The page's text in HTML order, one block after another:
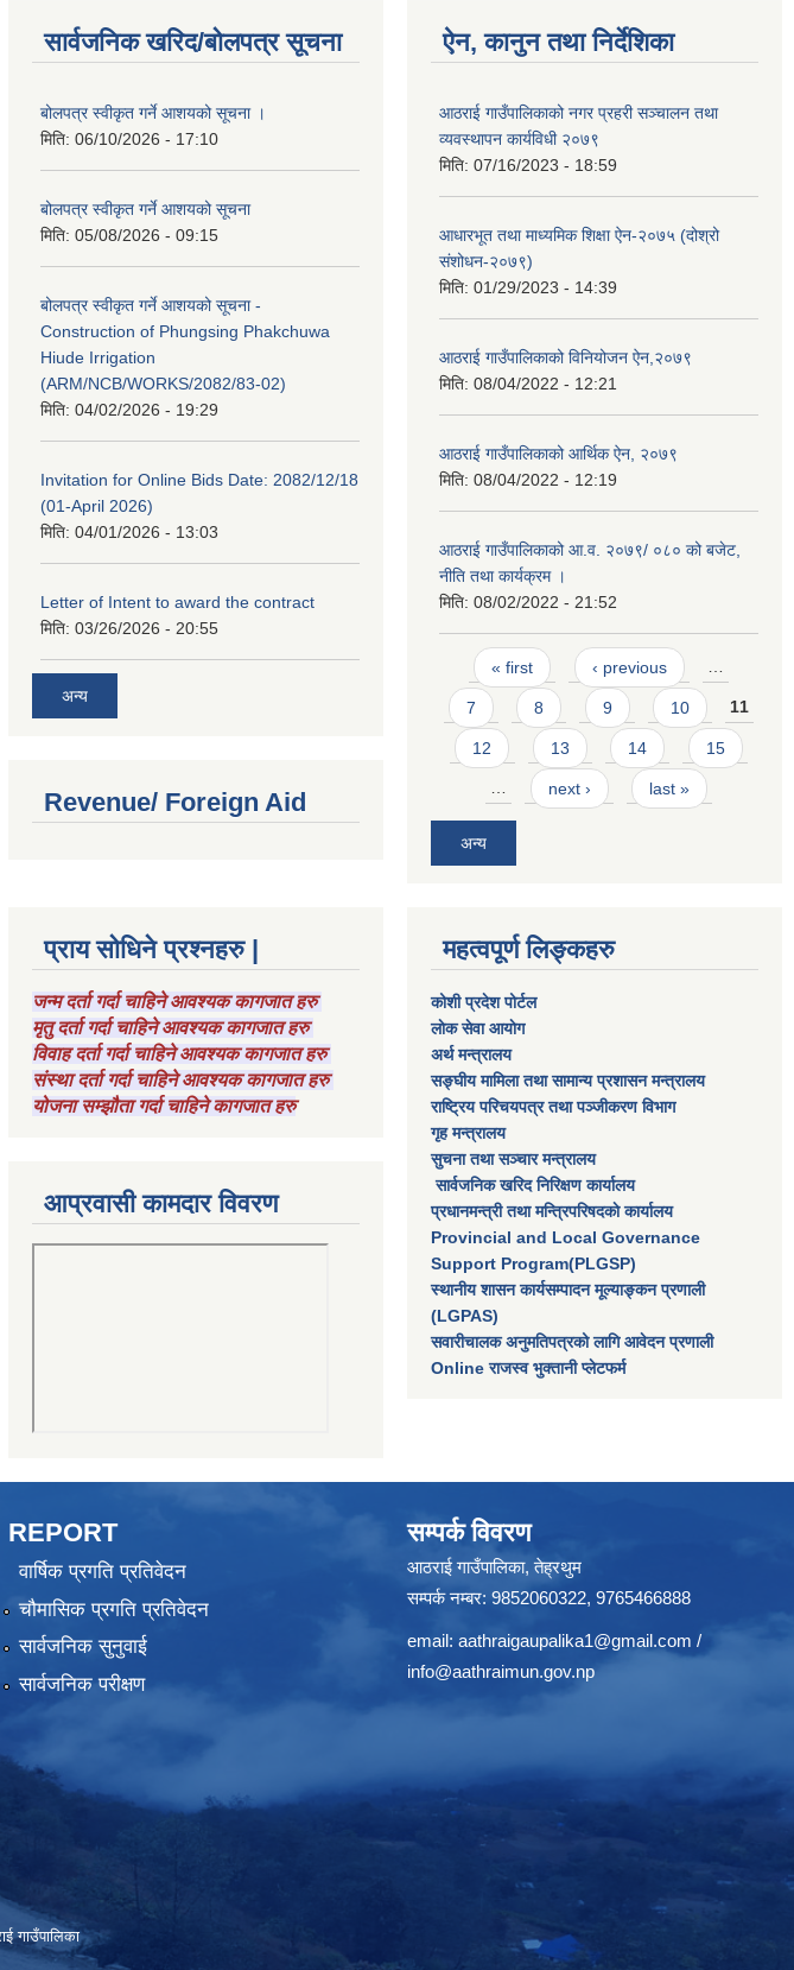
सार्वजनिक खरिद/बोलपत्र सूचना
बोलपत्र स्वीकृत गर्ने आशयको सूचना ।
मिति: 06/10/2026 - 17:10
बोलपत्र स्वीकृत गर्ने आशयको सूचना
मिति: 05/08/2026 - 09:15
बोलपत्र स्वीकृत गर्ने आशयको सूचना -
Construction of Phungsing Phakchuwa
Hiude Irrigation
(ARM/NCB/WORKS/2082/83-02)
मिति: 04/02/2026 - 19:29
Invitation for Online Bids Date: 2082/12/18
(01-April 2026)
मिति: 04/01/2026 - 13:03
Letter of Intent to award the contract
मिति: 03/26/2026 - 20:55
अन्य
Revenue/ Foreign Aid
ऐन, कानुन तथा निर्देशिका
आठराई गाउँपालिकाको नगर प्रहरी सञ्चालन तथा
व्यवस्थापन कार्यविधी २०७९
मिति: 07/16/2023 - 18:59
आधारभूत तथा माध्यमिक शिक्षा ऐन-२०७५ (दोश्रो
संशोधन-२०७९)
मिति: 01/29/2023 - 14:39
आठराई गाउँपालिकाको विनियोजन ऐन,२०७९
मिति: 08/04/2022 - 12:21
आठराई गाउँपालिकाको आर्थिक ऐन, २०७९
मिति: 08/04/2022 - 12:19
आठराई गाउँपालिकाको आ.व. २०७९/ ०८० को बजेट,
नीति तथा कार्यक्रम ।
मिति: 08/02/2022 - 21:52
Pages
« first ‹ previous …
7 8 9 10 11
12 13 14 15
… next › last »
अन्य
प्राय सोधिने प्रश्नहरु |
जन्म दर्ता गर्दा चाहिने आवश्यक कागजात हरु
मृतु दर्ता गर्दा चाहिने आवश्यक कागजात हरु
विवाह दर्ता गर्दा चाहिने आवश्यक कागजात हरु
संस्था दर्ता गर्दा चाहिने आवश्यक कागजात हरु
योजना सम्झौता गर्दा चाहिने कागजात हरु
आप्रवासी कामदार विवरण
महत्वपूर्ण लिङ्कहरु
कोशी प्रदेश पोर्टल
लाेक सेवा आयाेग
अर्थ मन्त्रालय
सङ्घीय मामिला तथा सामान्य प्रशासन मन्त्रालय
राष्‍ट्रिय परिचयपत्र तथा पञ्‍जीकरण विभाग
गृह मन्त्रालय
सुचना तथा सञ्चार मन्त्रालय
सार्वजनिक खरिद निरिक्षण कार्यालय
प्रधानमन्त्री तथा मन्त्रिपरिषदकाे कार्यालय
Provincial and Local Governance
Support Program(PLGSP)
स्थानीय शासन कार्यसम्पादन मूल्याङ्कन प्रणाली
(LGPAS)
सवारीचालक अनुमतिपत्रको लागि आवेदन प्रणाली
Online राजस्व भुक्तानी प्लेटफर्म
REPORT
वार्षिक प्रगति प्रतिवेदन
चौमासिक प्रगति प्रतिवेदन
सार्वजनिक सुनुवाई
सार्वजनिक परीक्षण
सम्पर्क विवरण
आठराई गाउँपालिका, तेह्रथुम
सम्पर्क नम्बर: 9852060322, 9765466888
email: aathraigaupalika1@gmail.com /
info@aathraimun.gov.np
गाउँपालिका